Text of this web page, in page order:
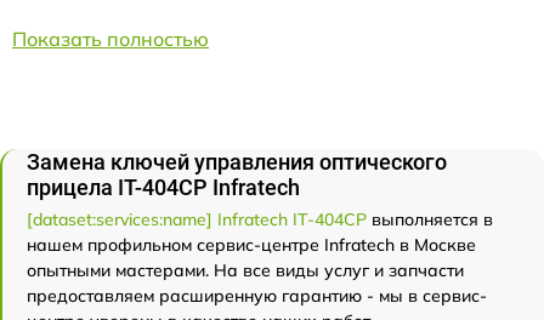
Показать полностью
Замена ключей управления оптического
прицела IT-404CP Infratech
[dataset:services:name] Infratech IT-404CP выполняется в
нашем профильном сервис-центре Infratech в Москве
опытными мастерами. На все виды услуг и запчасти
предоставляем расширенную гарантию - мы в сервис-